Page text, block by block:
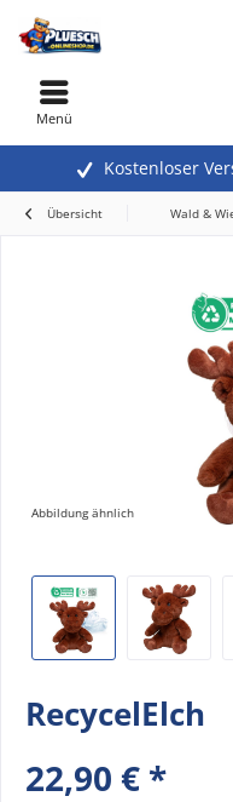
Kostenloser
Menü
Übersicht Wald &
Abbildung ähnlich
RecycelElch
22,90 € *